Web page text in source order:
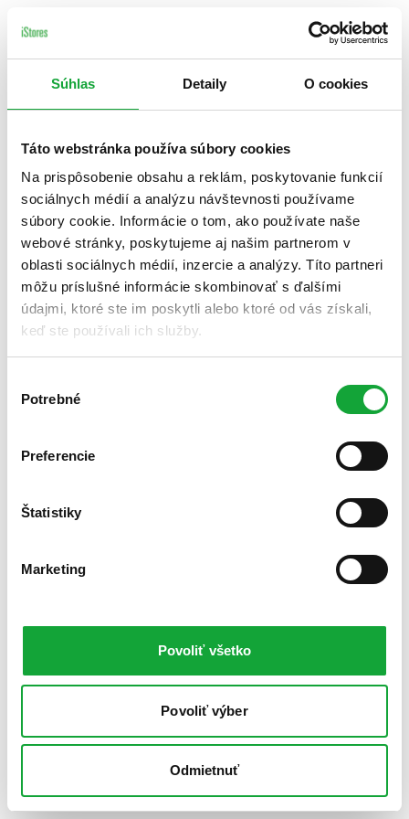
Súhlas Detaily O cookies
Táto webstránka používa súbory cookies
Na prispôsobenie obsahu a reklám, poskytovanie funkcií
sociálnych médií a analýzu návštevnosti používame
súbory cookie. Informácie o tom, ako používate naše
webové stránky, poskytujeme aj našim partnerom v
oblasti sociálnych médií, inzercie a analýzy. Títo partneri
môžu príslušné informácie skombinovať s ďalšími
údajmi, ktoré ste im poskytli alebo ktoré od vás získali,
keď ste používali ich služby.
súhlasu
Potrebné
Preferencie
Štatistiky
Marketing
Povoliť všetko
Povoliť výber
Odmietnuť